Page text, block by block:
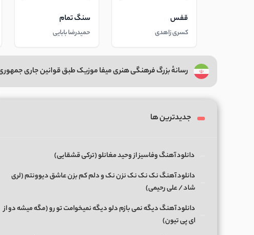
قفس
کسری زاهدی
سنگ تمام
حمیدرضا بابایی
رسانهٔ بزرگ فرهنگی هنری میفا موزیک طبق قوانین جاری
جدیدترین ها
دانلود آهنگ وفاسیز از وحید مغانلو (ترکی قشقایی)
دانلود آهنگ نک نک نک نزن نک و دلم کم بزن عاشق دیوونتم (لری
شاد / علی رحیمی)
دانلود آهنگ دیگه نمی بازم دلو دیگه نمیخوامت تو رو (مگه میشه دو از
ای پی تیون)